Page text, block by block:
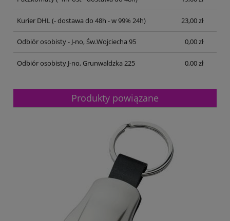
Kurier DHL(- dostawa do 48h - w 99% 24h) 23,00 zł
Odbiór osobisty - J-no, Św.Wojciecha 95 0,00 zł
Odbiór osobisty J-no, Grunwaldzka 225 0,00 zł
Produkty powiązane